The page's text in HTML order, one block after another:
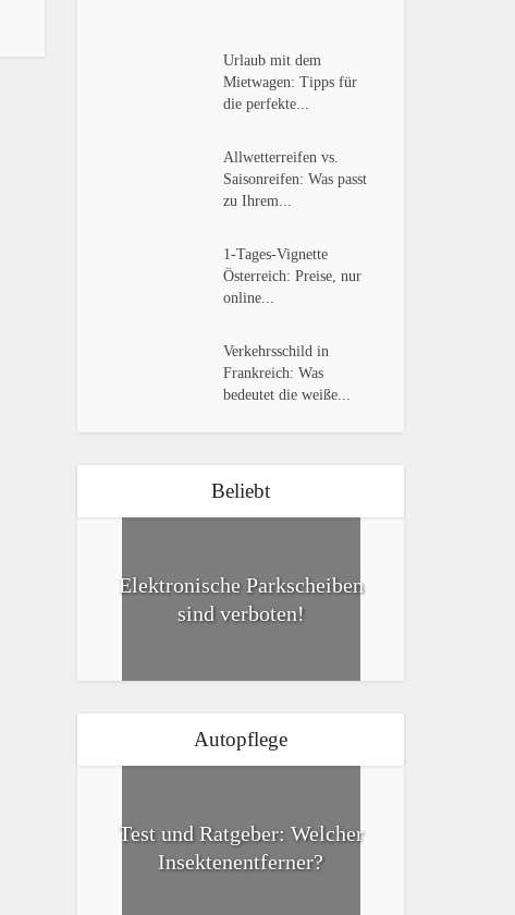
Urlaub mit dem
Mietwagen: Tipps für
die perfekte...
Allwetterreifen vs.
Saisonreifen: Was passt
zu Ihrem...
1-Tages-Vignette
Österreich: Preise, nur
online...
Verkehrsschild in
Frankreich: Was
bedeutet die weiße...
Beliebt
Elektronische Parkscheiben
sind verboten!
Autopflege
Test und Ratgeber: Welcher
Insektenentferner?